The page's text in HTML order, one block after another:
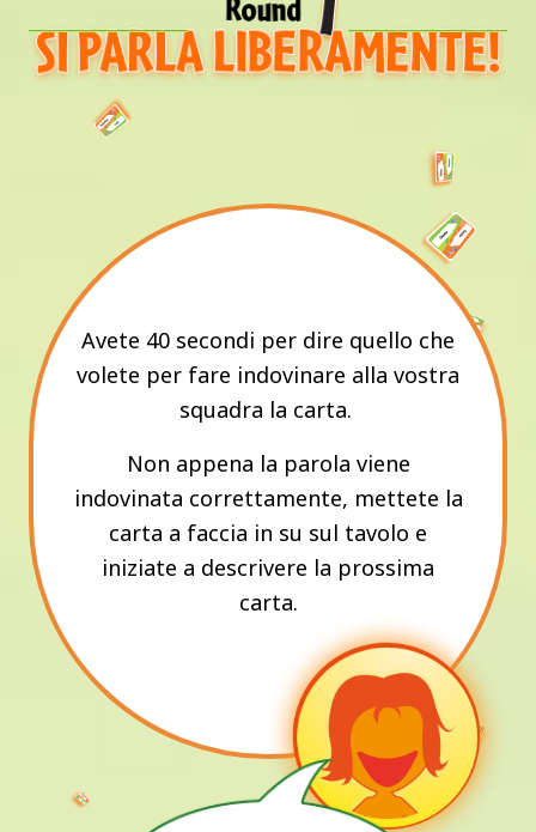
Avete 40 secondi per dire quello che
volete per fare indovinare alla vostra
squadra la carta.
Non appena la parola viene
indovinata correttamente, mettete la
carta a faccia in su sul tavolo e
iniziate a descrivere la prossima
carta.